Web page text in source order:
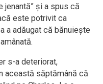
jenantă” și a spus că
este potrivit ca
a adăugat că bănuiește
s-a deteriorat,
această săptămână că